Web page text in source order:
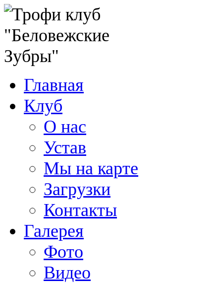
Главная
Клуб
О нас
Устав
Мы на карте
Загрузки
Контакты
Галерея
Фото
Видео